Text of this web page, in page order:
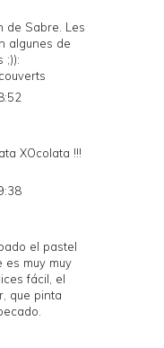
de Sabre. Les
algunes de
;)):
XOcolata !!!
el pastel
es muy muy
fácil, el
que pinta